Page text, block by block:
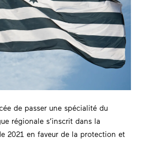
de passer une spécialité du
régionale s’inscrit dans la
2021 en faveur de la protection et